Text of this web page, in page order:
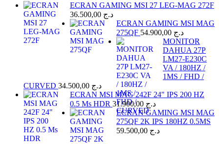
ECRAN GAMING MSI 27 LEG-MAG 272F
د.ج
ECRAN GAMING MSI MAG
275QF
د.ج
MONITOR
DAHUA 27P
LM27-E230C
VA / 180HZ /
1MS / FHD /
CURVED
د.ج
ECRAN MSI MAG 242F 24" IPS 200 HZ
0.5 Ms HDR
د.ج
ECRAN GAMING MSI MAG
275QF 2K IPS 180HZ 0.5MS
د.ج